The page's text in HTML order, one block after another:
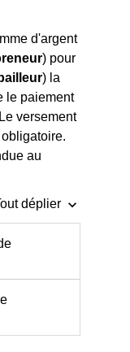
d'argent
) pour
bailleur) la
le paiement
versement
au
déplier keyboard_arrow_down